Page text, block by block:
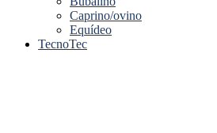
Caprino/ovino
Equídeo
TecnoTec